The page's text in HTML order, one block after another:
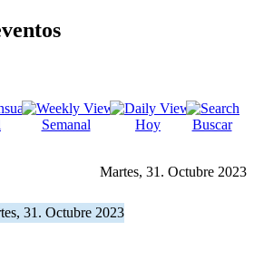
Semanal Hoy Buscar
Martes, 31. Octubre 2023
31. Octubre 2023